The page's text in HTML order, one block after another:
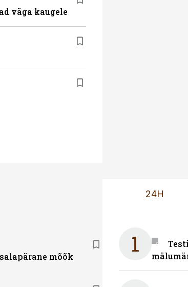
väga kaugele
mõõk
24H
1